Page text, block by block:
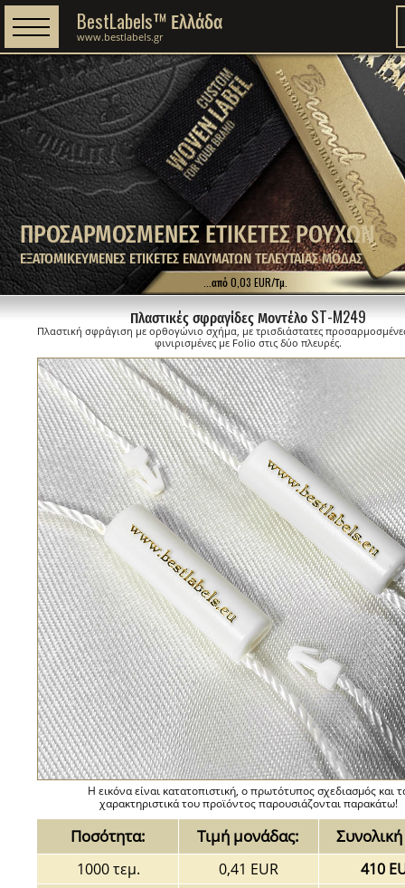
ΠΡΟΣΑΡΜΟΣΜΕΝΕΣ ΕΤΙΚΕΤΕΣ ΡΟΥΧΩΝ
ΕΞΑΤΟΜΙΚΕΥΜΕΝΕΣ ΕΤΙΚΕΤΕΣ ΕΝΔΥΜΑΤΩΝ ΤΕΛΕΥΤΑΙΑΣ ΜΟΔΑΣ
BestLabels™ Ελλάδα
www.bestlabels.gr
...από 0,03 EUR/Τμ.
Πλαστικές σφραγίδες Μοντέλο ST-M249
Πλαστική σφράγιση με ορθογώνιο σχήμα, με τρισδιάστατες
φινιρισμένες με Folio στις δύο πλευρές.
Η εικόνα είναι κατατοπιστική, ο πρωτότυπος σχεδιασμός και
χαρακτηριστικά του προϊόντος παρουσιάζονται παρακάτω!
Ποσότητα: Τιμή μονάδας:
1000 τεμ. 0,41 EUR
410